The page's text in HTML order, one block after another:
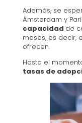
Además, se
Ámsterdam y
capacidad de
meses, es decir,
ofrecen.
Hasta el
tasas de